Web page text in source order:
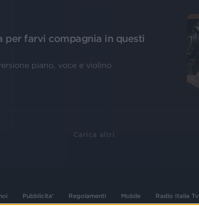
per farvi compagnia in questi
piano, voce e violino
Carica altri
Pubblicita' Regolamenti Mobile Radio Italia Tv